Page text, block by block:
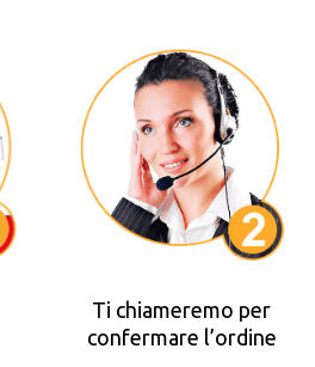
Ti chiameremo per
confermare l’ordine